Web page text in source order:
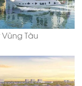
Vũng Tàu